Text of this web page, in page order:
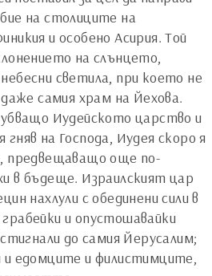
на столиците на
и особено Асирия. Той
на слънцето,
светила, при което не
самия храм на Йехова.
Иудейското царство и
на Господа, Иудея скоро я
предвещаващо още по-
в бъдеще. Израилският цар
нахлули с обединени сили в
и опустошавайки
до самия Йерусалим;
едомците и филистимците,